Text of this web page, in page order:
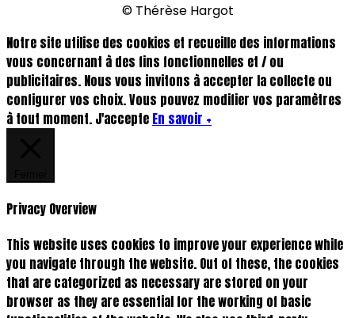
© Thérèse Hargot
Notre site utilise des cookies et recueille des informations
vous concernant à des fins fonctionnelles et / ou
publicitaires. Nous vous invitons à accepter la collecte ou
configurer vos choix. Vous pouvez modifier vos paramètres
à tout moment. J'accepte En savoir +
Privacy Overview
This website uses cookies to improve your experience while
you navigate through the website. Out of these, the cookies
that are categorized as necessary are stored on your
browser as they are essential for the working of basic